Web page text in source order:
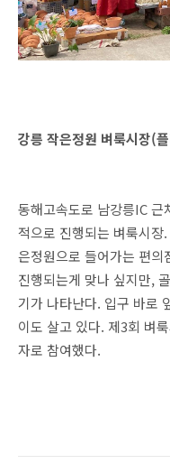
강릉 작은정원 벼룩시장(
동해고속도로 남강릉IC 근
적으로 진행되는 벼룩시
은정원으로 들어가는 편의
진행되는게 맞나 싶지만,
기가 나타난다. 입구 바로
이도 살고 있다. 제3회 벼
자로 참여했다.